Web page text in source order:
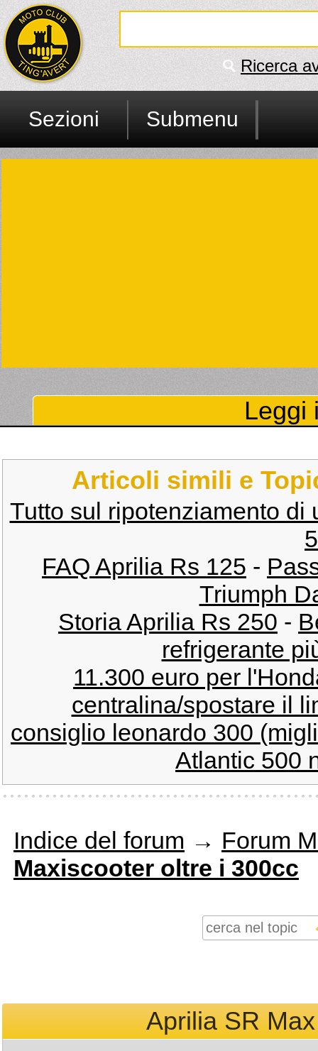
Ricerca
Sezioni Submenu
Leggi
Articoli simili e
Tutto sul ripotenziamento di
FAQ Aprilia Rs 125 -
Triumph
Storia Aprilia Rs 250 -
refrigerante
11.300 euro per
centralina/spostare il
consiglio leonardo 300
Atlantic 500
Indice del forum → Forum
Maxiscooter oltre i 300cc
Aprilia SR